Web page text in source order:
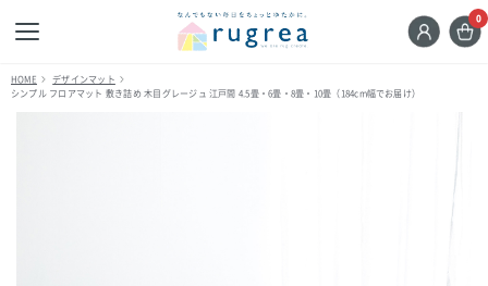
0
HOME
デザインマット
シンプル フロアマット 敷き詰め 木目グレージュ 江戸間 4.5畳・6畳・8畳・10畳（184cm幅でお届け）